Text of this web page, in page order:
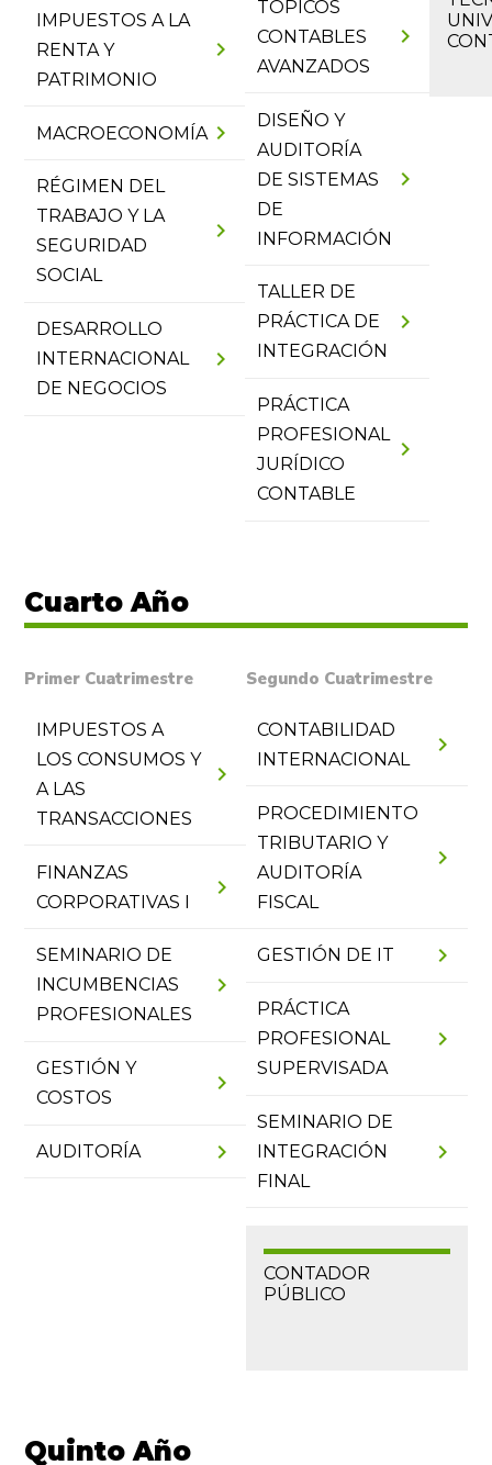
IMPUESTOS A LA
RENTA Y
PATRIMONIO
chevron_right
MACROECONOMÍAchevron_right
RÉGIMEN DEL
TRABAJO Y LA
SEGURIDAD
SOCIAL
chevron_right
DESARROLLO
INTERNACIONAL
DE NEGOCIOS
chevron_right
TÓPICOS
CONTABLES
AVANZADOS
chevron_right
DISEÑO Y
AUDITORÍA
DE SISTEMAS
DE
INFORMACIÓN
chevron_right
TALLER DE
PRÁCTICA DE
INTEGRACIÓN
chevron_right
PRÁCTICA
PROFESIONAL
JURÍDICO
CONTABLE
chevron_right
Cuarto Año
Primer Cuatrimestre
IMPUESTOS A
LOS CONSUMOS Y
A LAS
TRANSACCIONES
chevron_right
FINANZAS
CORPORATIVAS I
chevron_right
SEMINARIO DE
INCUMBENCIAS
PROFESIONALES
chevron_right
GESTIÓN Y
COSTOS
chevron_right
AUDITORÍA chevron_right
Segundo Cuatrimestre
CONTABILIDAD
INTERNACIONAL
chevron_right
PROCEDIMIENTO
TRIBUTARIO Y
AUDITORÍA
FISCAL
chevron_right
GESTIÓN DE IT chevron_right
PRÁCTICA
PROFESIONAL
SUPERVISADA
chevron_right
SEMINARIO DE
INTEGRACIÓN
FINAL
chevron_right
CONTADOR
PÚBLICO
Quinto Año